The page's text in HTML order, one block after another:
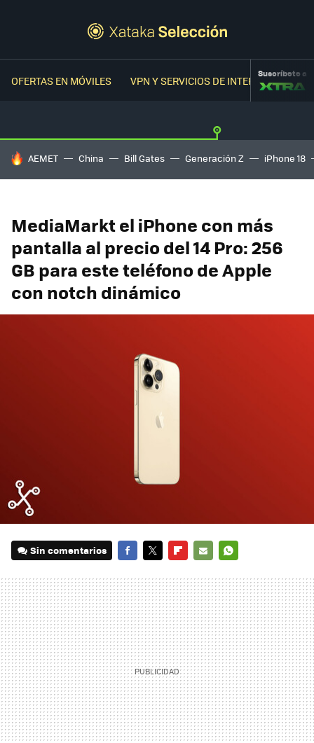
OFERTAS EN MÓVILES VPN Y SERVICIOS DE INTERNETSuscríbete a
HOY SE HABLA DE
AEMET China Bill Gates Generación Z iPhone 18
MediaMarkt el iPhone con más
pantalla al precio del 14 Pro: 256
GB para este teléfono de Apple
con notch dinámico
Sin comentarios
MAIL